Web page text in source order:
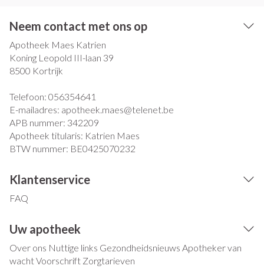
Neem contact met ons op
Apotheek Maes Katrien
Koning Leopold III-laan 39
8500 Kortrijk
Telefoon: 056354641
E-mailadres: apotheek.maes@telenet.be
APB nummer: 342209
Apotheek titularis: Katrien Maes
BTW nummer: BE0425070232
Klantenservice
FAQ
Uw apotheek
Over ons Nuttige links Gezondheidsnieuws Apotheker van
wachtVoorschrift Zorgtarieven